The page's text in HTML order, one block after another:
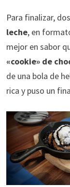
Para finalizar,
leche, en
mejor en sabor
«cookie» de
de una bola de
rica y puso un